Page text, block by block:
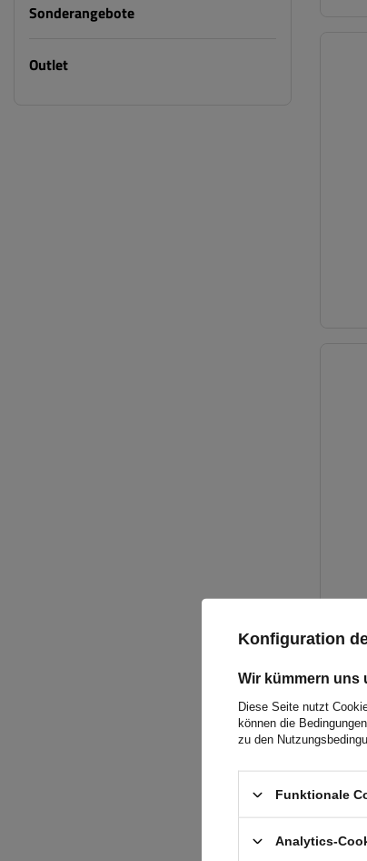
Sonderangebote
Outlet
Konfiguration
Wir kümmern uns
Diese Seite nutzt
können die
zu den
Funktionale
Analytics-